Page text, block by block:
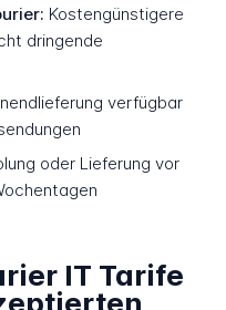
Kostengünstigere
dringende
verfügbar
oder Lieferung vor
IT Tarife